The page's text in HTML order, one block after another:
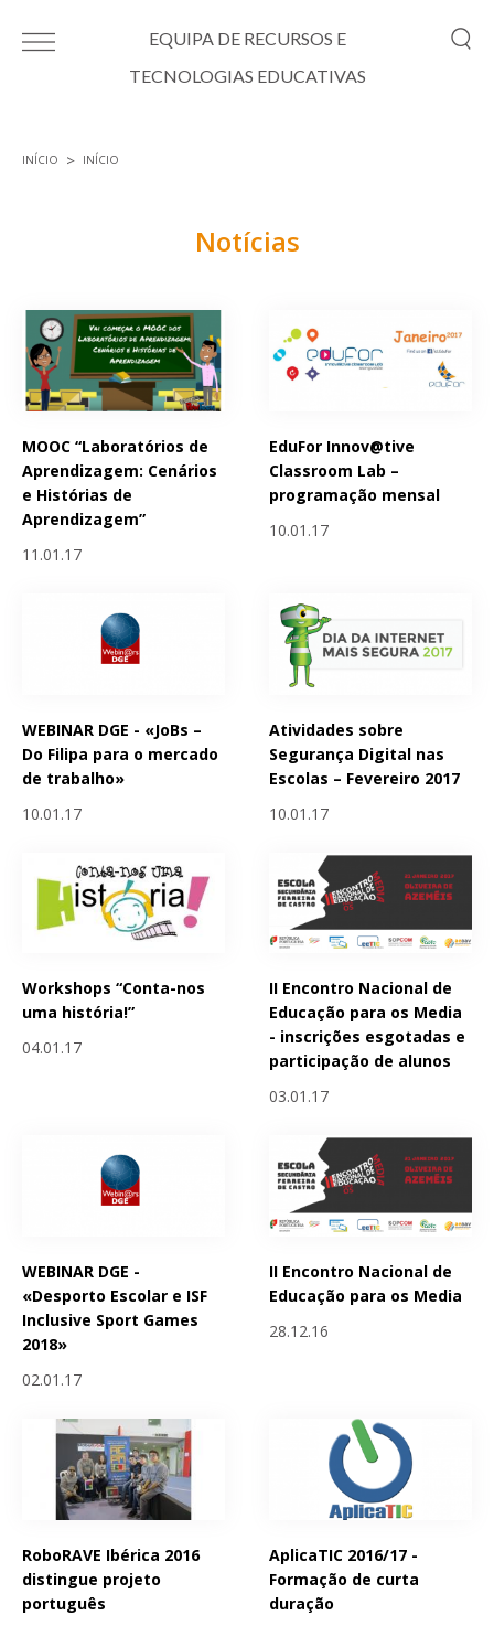
EQUIPA DE RECURSOS E
TECNOLOGIAS EDUCATIVAS
INÍCIO INÍCIO
Notícias
MOOC “Laboratórios de
Aprendizagem: Cenários
e Histórias de
Aprendizagem”
11.01.17
EduFor Innov@tive
Classroom Lab –
programação mensal
10.01.17
WEBINAR DGE - «JoBs –
Do Filipa para o mercado
de trabalho»
10.01.17
Atividades sobre
Segurança Digital nas
Escolas – Fevereiro 2017
10.01.17
Workshops “Conta-nos
uma história!”
04.01.17
II Encontro Nacional de
Educação para os Media
- inscrições esgotadas e
participação de alunos
03.01.17
WEBINAR DGE -
«Desporto Escolar e ISF
Inclusive Sport Games
2018»
02.01.17
II Encontro Nacional de
Educação para os Media
28.12.16
RoboRAVE Ibérica 2016
distingue projeto
português
AplicaTIC 2016/17 -
Formação de curta
duração
Páginas